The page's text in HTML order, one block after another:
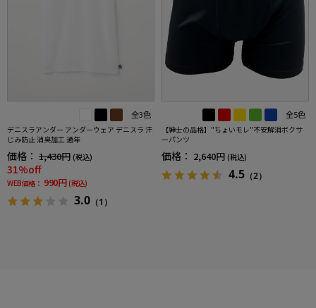
全3色
デニスラアンダー アンダーウェア デニスラ 汗
じみ防止 消臭加工 通年
価格： 1,430円 (税込)
31%off
WEB価格： 990円 (税込)
3.0 （1）
全5色
【紳士の品格】"ちょいモレ"不安解消ボクサ
ーパンツ
価格： 2,640円 (税込)
4.5 （2）